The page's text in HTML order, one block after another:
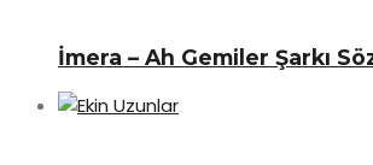
İmera – Ah Gemiler Şarkı